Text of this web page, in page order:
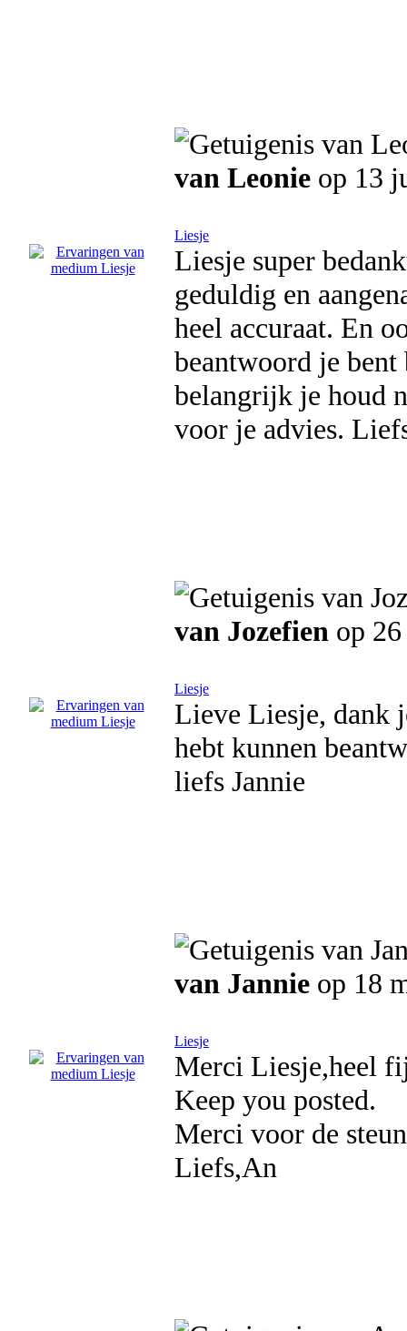
van Leonie op 13
Liesje
Liesje super
geduldig en
heel accuraat. En
beantwoord je
belangrijk je houd
voor je advies.
van Jozefien op
Liesje
Lieve Liesje, dank
hebt kunnen
liefs Jannie
van Jannie op 18
Liesje
Merci Liesje,heel
Keep you posted.
Merci voor de
Liefs,An